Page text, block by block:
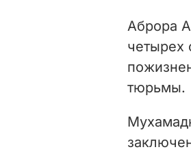
Аброра
четырех
тюрьмы.